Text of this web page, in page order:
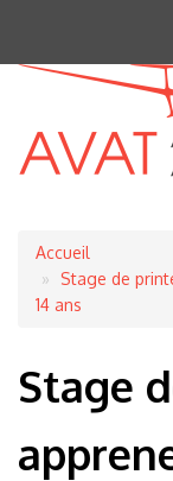
Fil
d'Ariane
Accueil
Stage de
14 ans
Stage